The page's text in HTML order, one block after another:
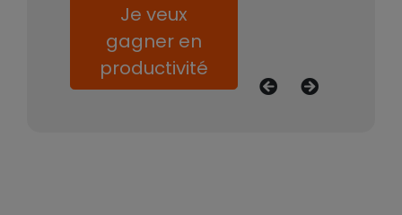
Je veux
gagner en
productivité
Précédent
Suivant